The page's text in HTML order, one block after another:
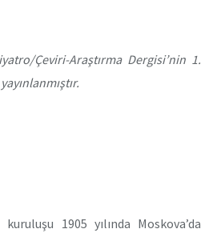
Çeviri-Araştırma Dergisi’nin 1.
1905 yılında Moskova’da